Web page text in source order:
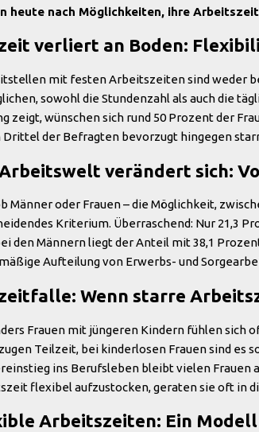
heute nach Möglichkeiten, ihre
verliert an Boden:
mit festen Arbeitszeiten sind weder
sowohl die Stundenzahl als auch die
zeigt, wünschen sich rund 50 Prozent der
Drittel der Befragten bevorzugt hingegen
verändert sich:
Männer oder Frauen – die Möglichkeit,
Kriterium. Überraschend: Nur 21,3
den Männern liegt der Anteil mit 38,1
Aufteilung von Erwerbs- und
Wenn starre
Frauen mit jüngeren Kindern fühlen sich
Teilzeit, bei kinderlosen Frauen sind es
ins Berufsleben bleibt vielen Frauen
flexibel aufzustocken, geraten sie oft in
Arbeitszeiten: Ein